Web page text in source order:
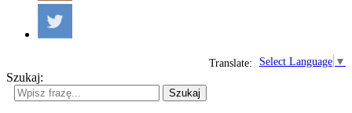
Select Language ▼
Translate:
Szukaj:
Szukaj